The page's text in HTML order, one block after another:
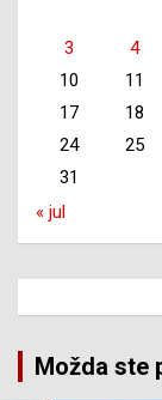
3
4
10
11
17
18
24
25
31
« jul
Možda ste